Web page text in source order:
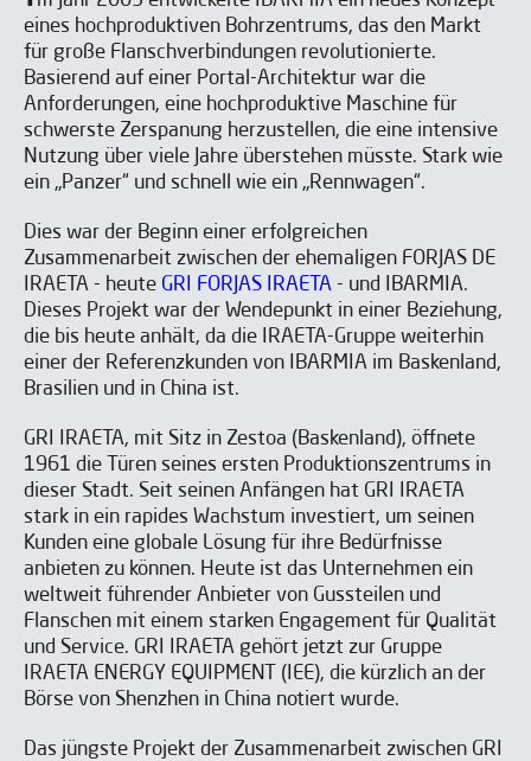
eines hochproduktiven Bohrzentrums, das den Markt
für große Flanschverbindungen revolutionierte.
Basierend auf einer Portal-Architektur war die
Anforderungen, eine hochproduktive Maschine für
schwerste Zerspanung herzustellen, die eine intensive
Nutzung über viele Jahre überstehen müsste. Stark wie
ein „Panzer“ und schnell wie ein „Rennwagen“.
Dies war der Beginn einer erfolgreichen
Zusammenarbeit zwischen der ehemaligen FORJAS DE
IRAETA - heute GRI FORJAS IRAETA - und IBARMIA.
Dieses Projekt war der Wendepunkt in einer Beziehung,
die bis heute anhält, da die IRAETA-Gruppe weiterhin
einer der Referenzkunden von IBARMIA im Baskenland,
Brasilien und in China ist.
GRI IRAETA, mit Sitz in Zestoa (Baskenland), öffnete
1961 die Türen seines ersten Produktionszentrums in
dieser Stadt. Seit seinen Anfängen hat GRI IRAETA
stark in ein rapides Wachstum investiert, um seinen
Kunden eine globale Lösung für ihre Bedürfnisse
anbieten zu können. Heute ist das Unternehmen ein
weltweit führender Anbieter von Gussteilen und
Flanschen mit einem starken Engagement für Qualität
und Service. GRI IRAETA gehört jetzt zur Gruppe
IRAETA ENERGY EQUIPMENT (IEE), die kürzlich an der
Börse von Shenzhen in China notiert wurde.
Das jüngste Projekt der Zusammenarbeit zwischen GRI
NEWSLETTER ABONNIEREN
Abonnieren Sie unseren Newsletter,
um mehr Inhalte wie diese zu
erhalten.
Möchten Sie wissen, wie
IBARMIA Ihnen helfen kann?
Füllen Sie das Formular aus und wir
werden Sie kontaktieren.
NEWSLETTER ABONNIEREN
Abonnieren Sie unseren Newsletter,
um mehr Inhalte wie diese zu
erhalten.